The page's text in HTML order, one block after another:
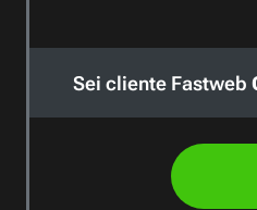
Sei cliente Fastweb